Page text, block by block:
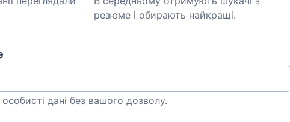
резюме і обирають найкращі.
дані без вашого дозволу.